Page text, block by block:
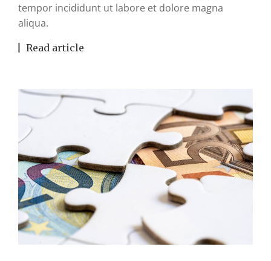
tempor incididunt ut labore et dolore magna
aliqua.
Read article